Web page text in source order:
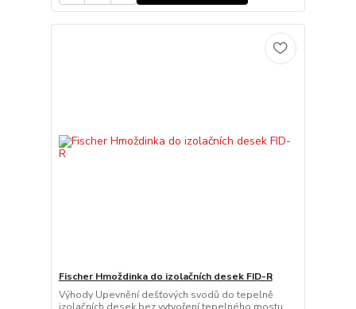
Fischer Hmoždinka do izolačních desek FID-R
Výhody Upevnění dešťových svodů do tepelně